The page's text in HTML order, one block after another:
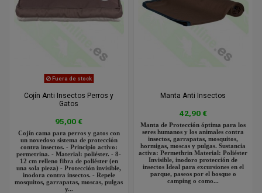
Fuera de stock
Cojín Anti Insectos Perros y
Gatos
95,00 €
Cojín cama para perros y gatos con
un novedoso sistema de protección
contra insectos. - Principio activo:
permetrina. - Material: poliéster. - 8-
12 cm relleno fibra de poliéster (en
una sola pieza) - Protección invisible,
inodora contra insectos. - Repele
mosquitos, garrapatas, moscas, pulgas
y...
Manta Anti Insectos
42,90 €
Manta de Protección óptima para los
seres humanos y los animales contra
insectos, garrapatas, mosquitos,
hormigas, moscas y pulgas. Sustancia
activa: Permethrin Material: Poliéster
Invisible, inodoro protección de
insectos Ideal para excursiones en el
parque, paseos por el bosque o
camping o como...